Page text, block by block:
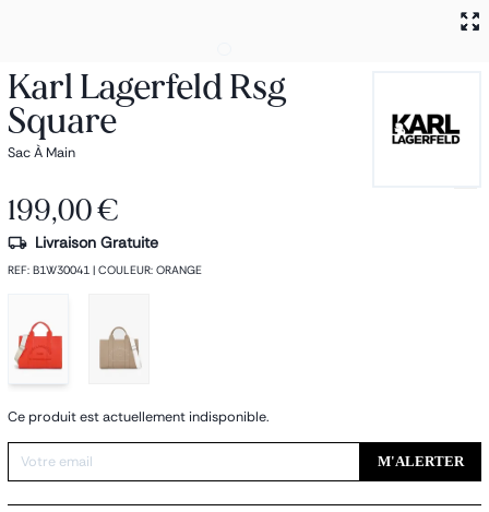
Karl Lagerfeld Rsg
Square
Sac À Main
199,00 €
Livraison Gratuite
REF: B1W30041 | COULEUR: ORANGE
Ce produit est actuellement indisponible.
M'ALERTER